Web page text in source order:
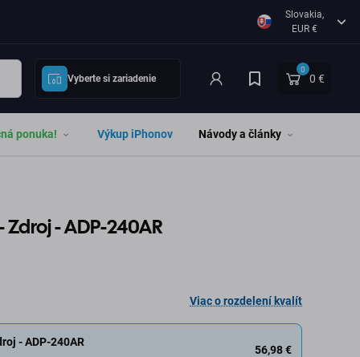
Slovakia,
EUR €
Vyberte si zariadenie
0
0 €
ponuka! Výkup iPhonov Návody a články
- ADP-240AR
Viac o rozdelení kvalít
- ADP-240AR
56,98 €